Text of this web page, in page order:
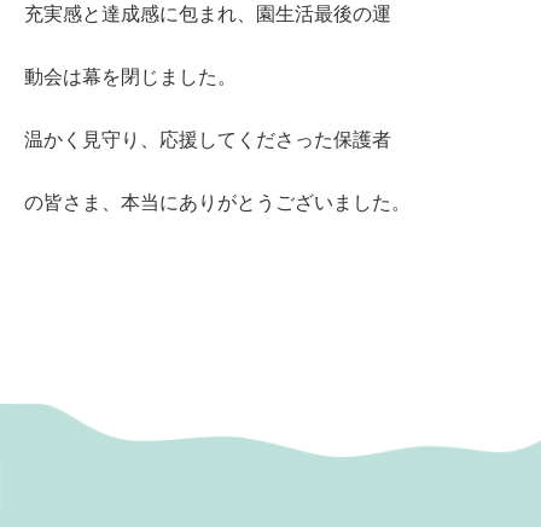
充実感と達成感に包まれ、園生活最後の運
動会は幕を閉じました。
温かく見守り、応援してくださった保護者
の皆さま、本当にありがとうございました。